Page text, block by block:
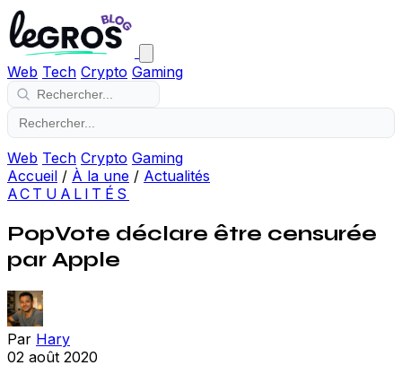
Web Tech Crypto Gaming
Web Tech Crypto Gaming
Accueil / À la une / Actualités
ACTUALITÉS
PopVote déclare être censurée
par Apple
Par Hary
02 août 2020